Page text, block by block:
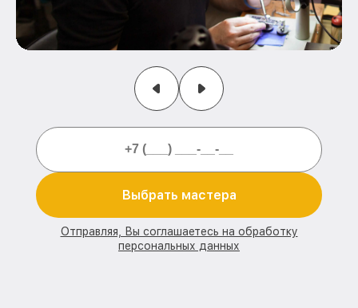
Выбрать мастера
Отправляя, Вы соглашаетесь на обработку
персональных данных